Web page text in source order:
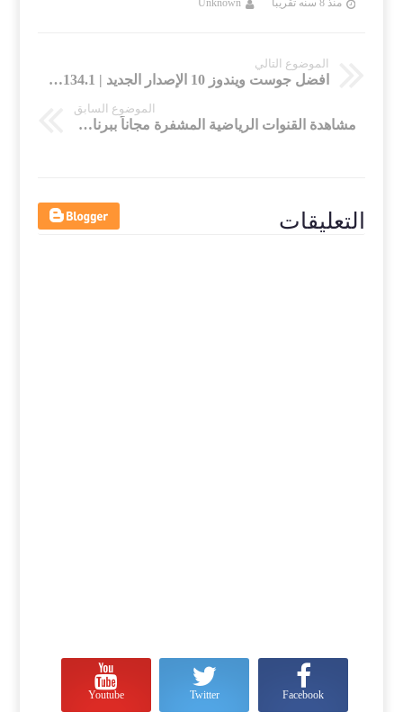
الموضوع التالي
افضل جوست ويندوز 10 الإصدار الجديد | Ghost Windows 10 Pro RS 4 build 1803 17134.1
الموضوع السابق
مشاهدة القنوات الرياضية المشفرة مجاناً ببرنامج الإمبراطورية Embratoria G10 اخر اصدار مع التفعيل
التعليقات
Facebook
Twitter
Youtube